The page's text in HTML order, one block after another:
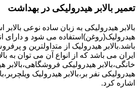
تعمیر بالابر هیدرولیکی در بهداشت
بالابر هیدرولیکی به زبان ساده نوعی
هیدرولیک(روغن)استفاده می شود و دارای
باشد.بالابر هیدرولیک از متداولترین و
ایران می باشد که از انواع آن می توان به
خانگی،بالابر هیدرولیکی فروشگاهی،بالابر
هیدرولیکی نفر بر،بالابر هیدرولیک
اشاره کرد.